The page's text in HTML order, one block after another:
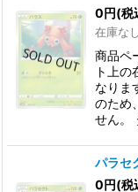
0円(税
在庫なし
商品ペ
ト上
なりま
のため
せん。
パラセ
0円(税